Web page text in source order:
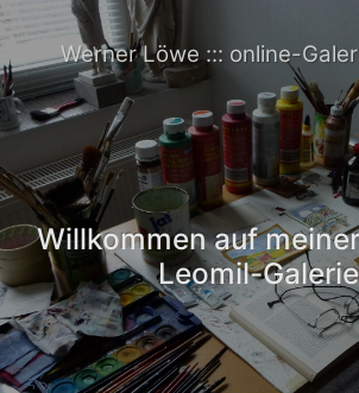
Werner Löwe ::: online-
Willkommen auf
Leomil-